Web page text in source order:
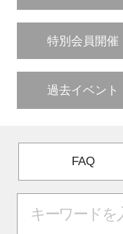
特別会員開催
過去イベント
FAQ